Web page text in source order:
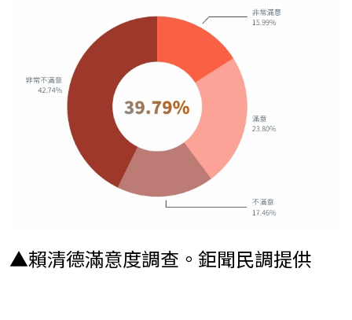
▲賴清德滿意度調查。鉅聞民調提供